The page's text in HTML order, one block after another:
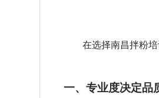
在选择南昌拌粉培训
一、专业度决定品